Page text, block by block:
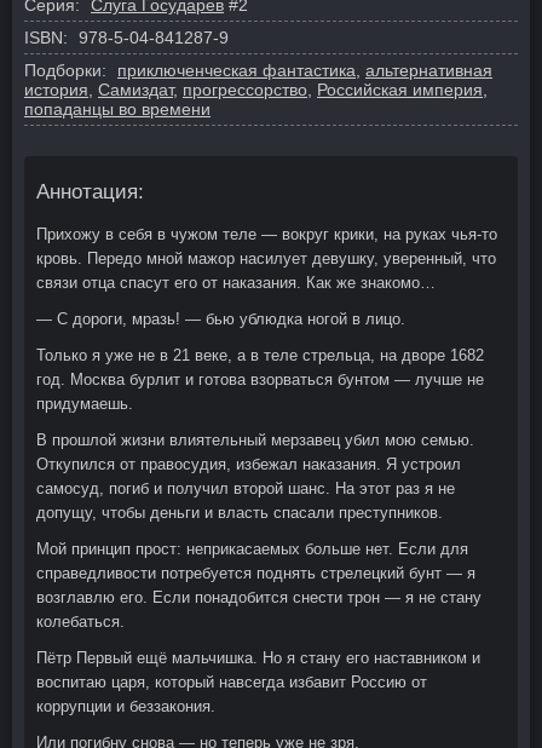
Серия:
Слуга Государев #2
ISBN:
978-5-04-841287-9
Подборки:
приключенческая фантастика альтернативная
история Самиздат, прогрессорство Российская империя
попаданцы во времени
Аннотация:
Прихожу в себя в чужом теле — вокруг крики, на руках чья-то
кровь. Передо мной мажор насилует девушку, уверенный, что
связи отца спасут его от наказания. Как же знакомо…
— С дороги, мразь! — бью ублюдка ногой в лицо.
Только я уже не в 21 веке, а в теле стрельца, на дворе 1682
год. Москва бурлит и готова взорваться бунтом — лучше не
придумаешь.
В прошлой жизни влиятельный мерзавец убил мою семью.
Откупился от правосудия, избежал наказания. Я устроил
самосуд, погиб и получил второй шанс. На этот раз я не
допущу, чтобы деньги и власть спасали преступников.
Мой принцип прост: неприкасаемых больше нет. Если для
справедливости потребуется поднять стрелецкий бунт — я
возглавлю его. Если понадобится снести трон — я не стану
колебаться.
Пётр Первый ещё мальчишка. Но я стану его наставником и
воспитаю царя, который навсегда избавит Россию от
коррупции и беззакония.
Или погибну снова — но теперь уже не зря.